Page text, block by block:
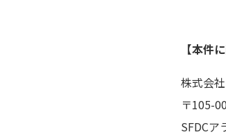
【本件
株式会
〒105-
SFDC